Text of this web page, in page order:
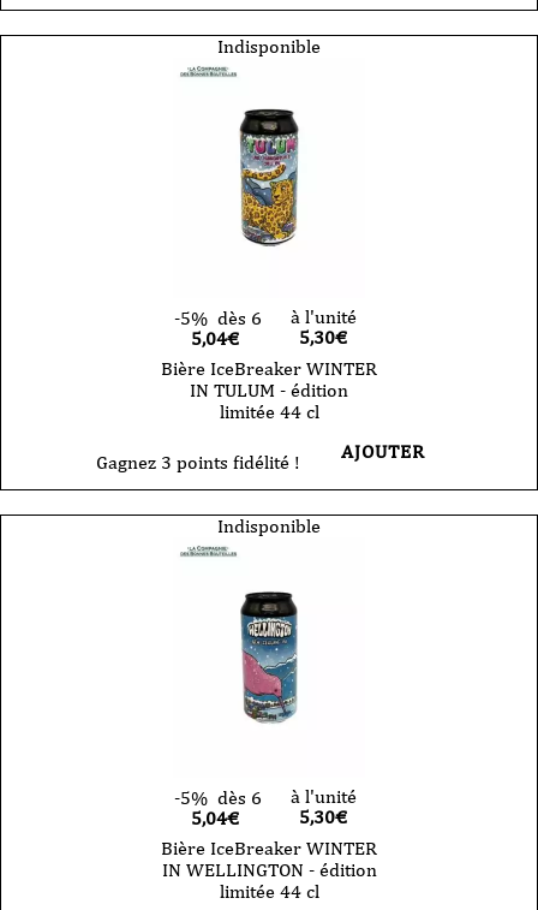
Indisponible
-5% dès 6
5,04€
à l'unité
5,30€
Bière IceBreaker WINTER
IN TULUM - édition
limitée 44 cl
Gagnez 3 points fidélité ! AJOUTER
Indisponible
-5% dès 6
5,04€
à l'unité
5,30€
Bière IceBreaker WINTER
IN WELLINGTON - édition
limitée 44 cl